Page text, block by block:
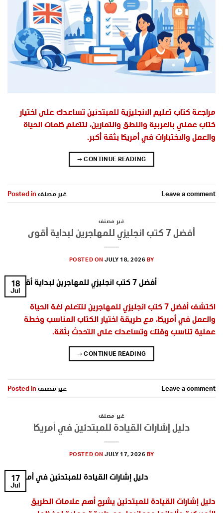
مراجعة كتاب تعليم الانجليزية للمبتدئين تساعدك على اختيار
كتاب عملي بالعربية والنطق والتمارين، لتتعلم كلمات الحياة
والعمل والاختبارات في أمريكا بثقة أكبر.
CONTINUE READING
→
Posted in غير مصنف Leave a comment
غير مصنف
أفضل 7 كتب انجليزي للمهاجرين لبداية أقوى
POSTED ONJULY 18, 2026 BY
18
Jul
اكتشف أفضل 7 كتب انجليزي للمهاجرين لتتعلم لغة الحياة
والعمل في أمريكا، مع طريقة اختيار الكتاب المناسب وخطة
عملية تناسب وقتك وتساعدك على التحدث بثقة.
CONTINUE READING
→
Posted in غير مصنف Leave a comment
غير مصنف
دليل إشارات القيادة للمبتدئين في أمريكا
POSTED ONJULY 17, 2026 BY
17
Jul
دليل إشارات القيادة للمبتدئين يشرح أهم علامات الطريق